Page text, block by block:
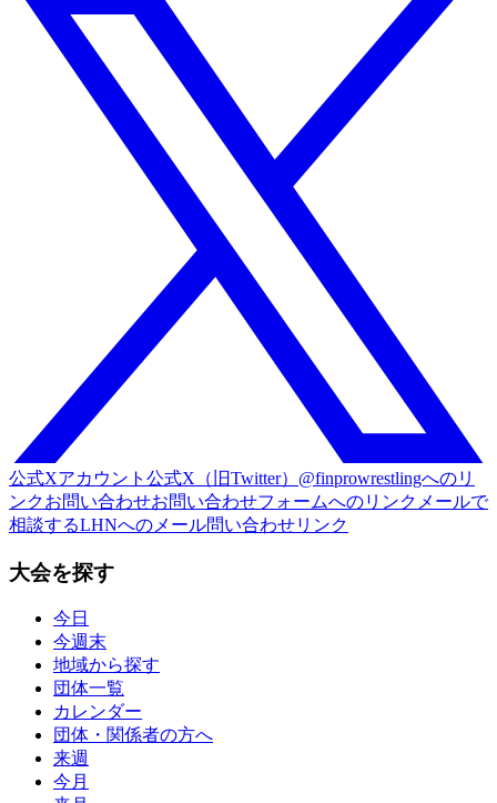
公式Xアカウント 公式X（旧Twitter）@finprowrestlingへのリ
ンクお問い合わせお問い合わせフォームへのリンク メールで
相談するLHNへのメール問い合わせリンク
大会を探す
今日
今週末
地域から探す
団体一覧
カレンダー
団体・関係者の方へ
来週
今月